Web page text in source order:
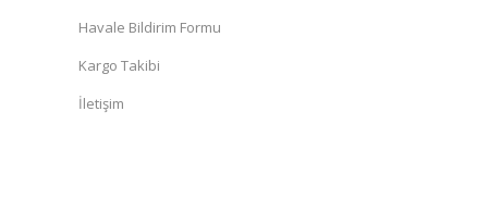
Havale Bildirim Formu
Kargo Takibi
İletişim